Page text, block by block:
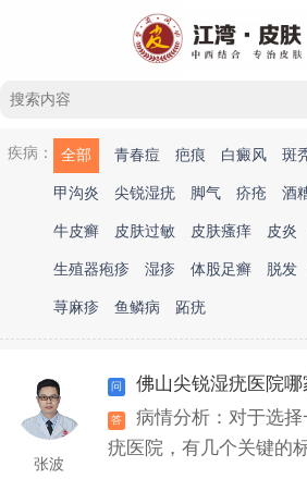
疾病： 全部 青春痘 疤痕 白癜风 斑
甲沟炎 尖锐湿疣 脚气 疥疮 酒
牛皮癣 皮肤过敏 皮肤瘙痒 皮炎
生殖器疱疹 湿疹 体股足癣 脱发
荨麻疹 鱼鳞病 跖疣
张波
佛山尖锐湿疣医院哪
病情分析：对于选择
疣医院，有几个关键的